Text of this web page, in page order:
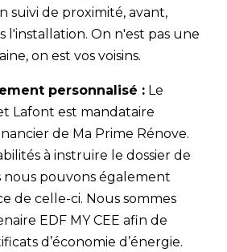
suivi de proximité, avant,
l'installation. On n'est pas une
on est vos voisins.
personnalisé :Le
Lafont est mandataire
de Ma Prime Rénove.
à instruire le dossier de
nous pouvons également
de celle-ci. Nous sommes
EDF MY CEE afin de
d’économie d’énergie.